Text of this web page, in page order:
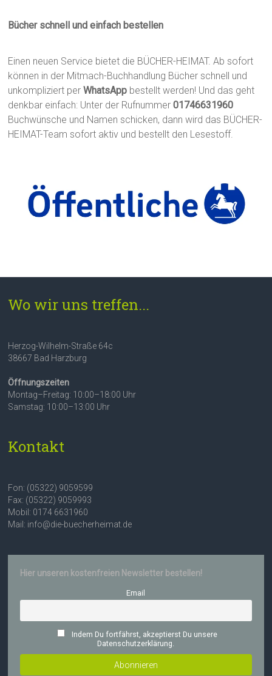
Bücher schnell und einfach bestellen
Einen neuen Service bietet die BÜCHER-HEIMAT. Ab sofort
können in der Mitmach-Buchhandlung Bücher schnell und
unkompliziert perWhatsApp bestellt werden! Und das geht
denkbar einfach: Unter der Rufnummer01746631960
Buchwünsche und Namen schicken, dann wird das BÜCHER-
HEIMAT-Team sofort aktiv und bestellt den Lesestoff.
Wo wir uns treffen...
Herzog-Wilhelm-Straße 64c
38667 Bad Harzburg
Öffnungszeiten
Montag–Freitag: 10:00–18:00 Uhr
Samstag: 10:00–13:00 Uhr
Kontakt
Fon: (05322) 9059599
Fax: (05322) 9059993
Mobil: 0174 6631960
Mail: info@die-buecherheimat.de
Hier unseren kostenfreien Newsletter bestellen!
Email
Indem Du fortfährst, akzeptierst Du unsere
Datenschutzerklärung.